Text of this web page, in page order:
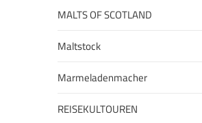
MALTS OF SCOTLAND
Maltstock
Marmeladenmacher
REISEKULTOUREN